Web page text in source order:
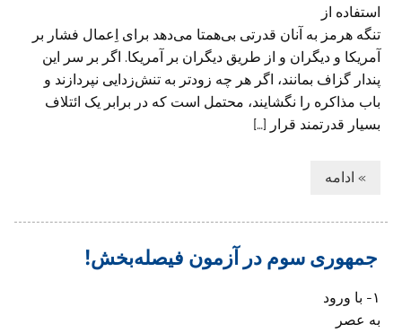
استفاده از
تنگه هرمز به آنان قدرتی بی‌همتا می‌دهد برای اِعمال فشار بر
آمریکا و دیگران و از طریق دیگران بر آمریکا. اگر بر سر این
پندار گزاف بمانند، اگر هر چه زودتر به تنش‌زدایی نپردازند و
باب مذاکره را نگشایند، محتمل است که در برابر یک ائتلاف
بسیار قدرتمند قرار […]
» ادامه
جمهوری سوم در آزمون فیصله‌بخش!
۱- با ورود
به عصر